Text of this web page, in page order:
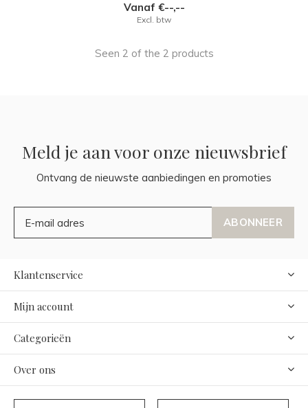
Vanaf €--,--
Excl. btw
Seen 2 of the 2 products
Meld je aan voor onze nieuwsbrief
Ontvang de nieuwste aanbiedingen en promoties
ABONNEER
Klantenservice
Mijn account
Categorieën
Over ons